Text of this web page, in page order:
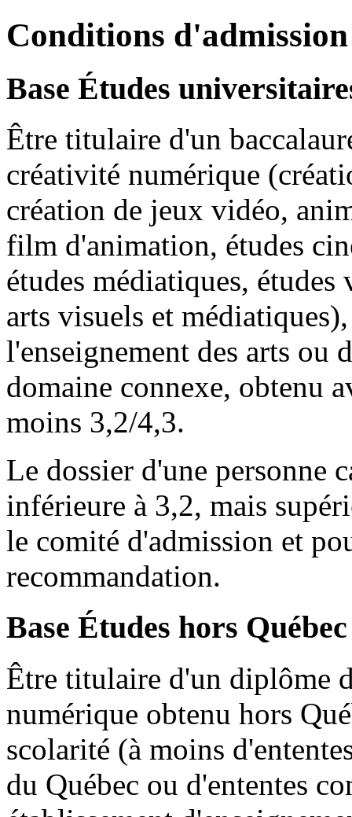
Conditions d'admission
Base Études
Être titulaire d'un
créativité numérique
création de jeux vidéo,
film d'animation, études
études médiatiques,
arts visuels et
l'enseignement des arts ou
domaine connexe, obtenu
moins 3,2/4,3.
Le dossier d'une personne
inférieure à 3,2, mais
le comité d'admission et
recommandation.
Base Études hors Québec
Être titulaire d'un diplôme
numérique obtenu hors
scolarité (à moins
du Québec ou d'ententes